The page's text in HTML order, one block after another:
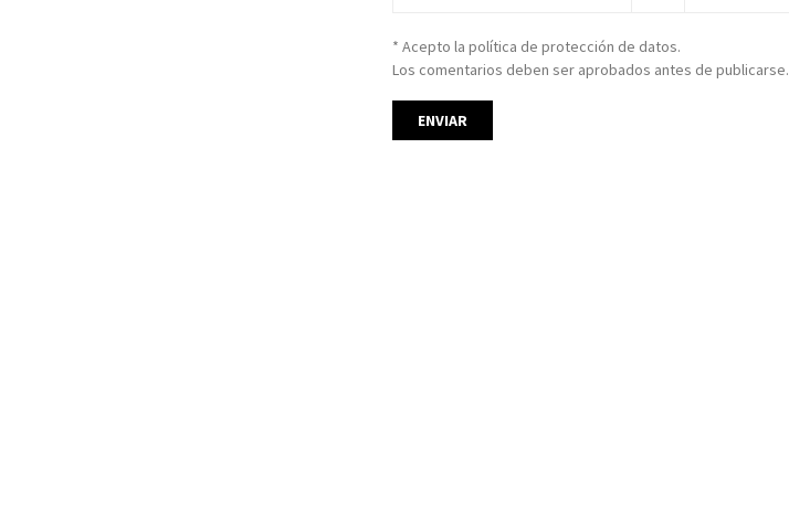
* Acepto la política de protección de datos.
Los comentarios deben ser aprobados antes de publicarse.